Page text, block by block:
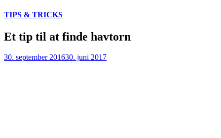
Skip
content
TIPS & TRICKS
Et tip til at finde havtorn
30. september 201630. juni 2017